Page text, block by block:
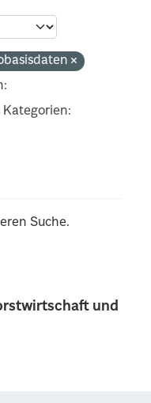
und
Kategorien:
Suche.